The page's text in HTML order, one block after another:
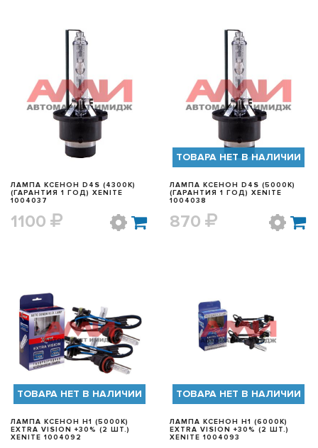
БЫСТРЫЙ ПРОСМОТР
ЛАМПА КСЕНОН D4S (4300K)
(ГАРАНТИЯ 1 ГОД) XENITE
1004037
1100
БЫСТРЫЙ ПРОСМОТР
ТОВАРА НЕТ В НАЛИЧИИ
ЛАМПА КСЕНОН D4S (5000K)
(ГАРАНТИЯ 1 ГОД) XENITE
1004038
870
БЫСТРЫЙ ПРОСМОТР
ТОВАРА НЕТ В НАЛИЧИИ
ЛАМПА КСЕНОН H1 (5000K)
EXTRA VISION +30% (2 ШТ.)
XENITE 1004092
БЫСТРЫЙ ПРОСМОТР
ТОВАРА НЕТ В НАЛИЧИИ
ЛАМПА КСЕНОН H1 (6000K)
EXTRA VISION +30% (2 ШТ.)
XENITE 1004093